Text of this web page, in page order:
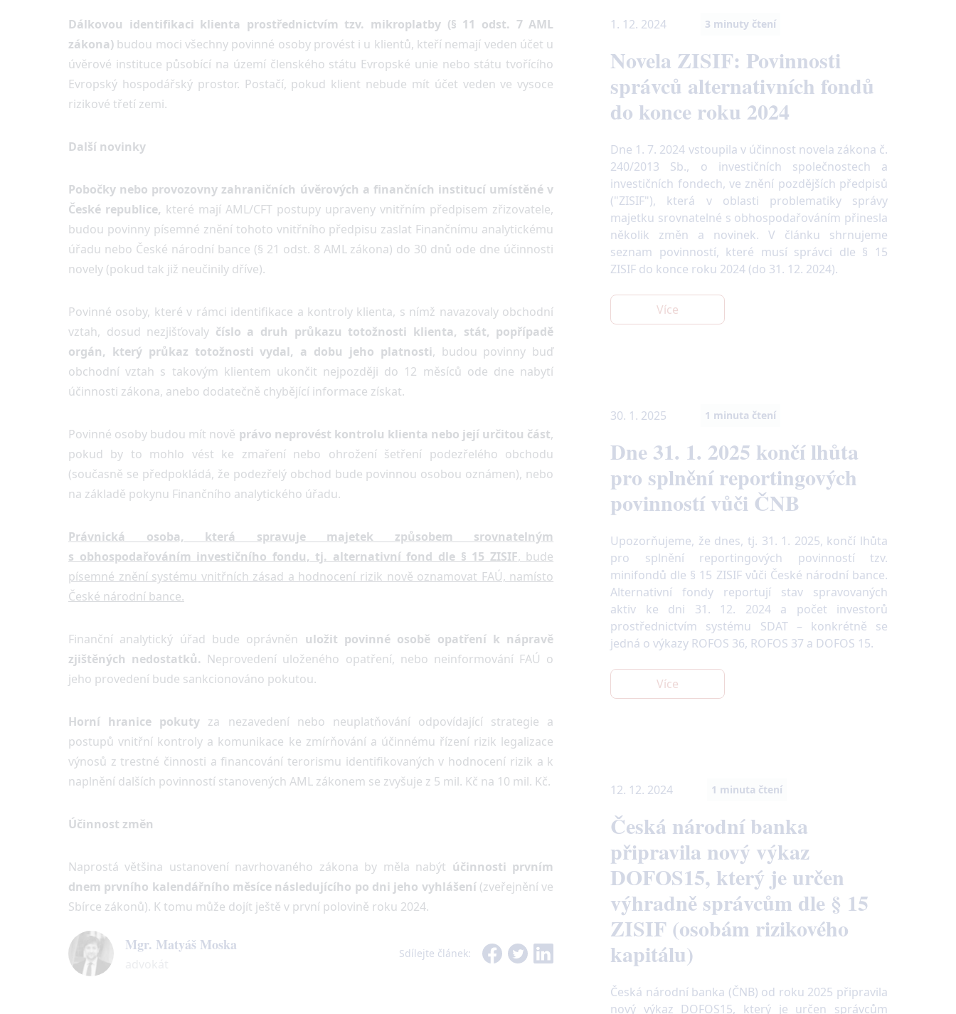
Dálkovou identifikaci klienta prostřednictvím tzv. mikroplatby (§ 11 odst. 7 AML
zákona) budou moci všechny povinné osoby provést i u klientů, kteří nemají veden účet u
úvěrové instituce působící na území členského státu Evropské unie nebo státu tvořícího
Evropský hospodářský prostor. Postačí, pokud klient nebude mít účet veden ve vysoce
rizikové třetí zemi.
Další novinky
Pobočky nebo provozovny zahraničních úvěrových a finančních institucí umístěné v
České republice, které mají AML/CFT postupy upraveny vnitřním předpisem zřizovatele,
budou povinny písemné znění tohoto vnitřního předpisu zaslat Finančnímu analytickému
úřadu nebo České národní bance (§ 21 odst. 8 AML zákona) do 30 dnů ode dne účinnosti
novely (pokud tak již neučinily dříve).
Povinné osoby, které v rámci identifikace a kontroly klienta, s nímž navazovaly obchodní
vztah, dosud nezjišťovaly číslo a druh průkazu totožnosti klienta, stát, popřípadě
orgán, který průkaz totožnosti vydal, a dobu jeho platnosti, budou povinny buď
obchodní vztah s takovým klientem ukončit nejpozději do 12 měsíců ode dne nabytí
účinnosti zákona, anebo dodatečně chybějící informace získat.
Povinné osoby budou mít nově právo neprovést kontrolu klienta nebo její určitou část,
pokud by to mohlo vést ke zmaření nebo ohrožení šetření podezřelého obchodu
(současně se předpokládá, že podezřelý obchod bude povinnou osobou oznámen), nebo
na základě pokynu Finančního analytického úřadu.
Právnická osoba, která spravuje majetek způsobem srovnatelným
s obhospodařováním investičního fondu, tj. alternativní fond dle § 15 ZISIF, bude
písemné znění systému vnitřních zásad a hodnocení rizik nově oznamovat FAÚ, namísto
České národní bance.
Finanční analytický úřad bude oprávněn uložit povinné osobě opatření k nápravě
zjištěných nedostatků. Neprovedení uloženého opatření, nebo neinformování FAÚ o
jeho provedení bude sankcionováno pokutou.
Horní hranice pokuty za nezavedení nebo neuplatňování odpovídající strategie a
postupů vnitřní kontroly a komunikace ke zmírňování a účinnému řízení rizik legalizace
výnosů z trestné činnosti a financování terorismu identifikovaných v hodnocení rizik a k
naplnění dalších povinností stanovených AML zákonem se zvyšuje z 5 mil. Kč na 10 mil. Kč.
Účinnost změn
Naprostá většina ustanovení navrhovaného zákona by měla nabýt účinnosti prvním
dnem prvního kalendářního měsíce následujícího po dni jeho vyhlášení (zveřejnění ve
Sbírce zákonů). K tomu může dojít ještě v první polovině roku 2024.
Mgr. Matyáš Moska Sdílejte článek:
1. 12. 2024 3 minuty čtení
Novela ZISIF: Povinnosti
správců alternativních fondů
do konce roku 2024
Dne 1. 7. 2024 vstoupila v účinnost novela zákona č.
240/2013 Sb., o investičních společnostech a
investičních fondech, ve znění pozdějších předpisů
("ZISIF"), která v oblasti problematiky správy
majetku srovnatelné s obhospodařováním přinesla
několik změn a novinek. V článku shrnujeme
seznam povinností, které musí správci dle § 15
ZISIF do konce roku 2024 (do 31. 12. 2024).
Více
30. 1. 2025 1 minuta čtení
Dne 31. 1. 2025 končí lhůta
pro splnění reportingových
povinností vůči ČNB
Upozorňujeme, že dnes, tj. 31. 1. 2025, končí lhůta
pro splnění reportingových povinností tzv.
minifondů dle § 15 ZISIF vůči České národní bance.
Alternativní fondy reportují stav spravovaných
aktiv ke dni 31. 12. 2024 a počet investorů
prostřednictvím systému SDAT – konkrétně se
jedná o výkazy ROFOS 36, ROFOS 37 a DOFOS 15.
Více
12. 12. 2024 1 minuta čtení
Česká národní banka
připravila nový výkaz
DOFOS15, který je určen
výhradně správcům dle § 15
ZISIF (osobám rizikového
kapitálu)
Česká národní banka (ČNB) od roku 2025 připravila
nový výkaz DOFOS15, který je určen správcům